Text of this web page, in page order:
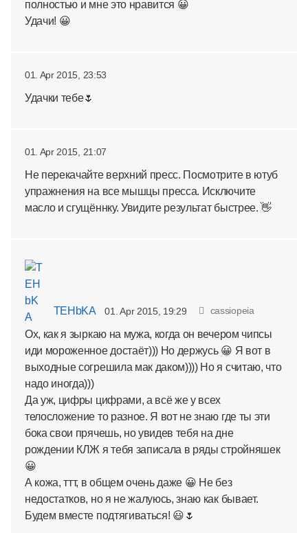
полностью и мне это нравится 😀
Удачи! 😀
01. Apr 2015, 23:53
Удачки тебе🌷
01. Apr 2015, 21:07
Не перекачайте верхний пресс. Посмотрите в ютуб
упражнения на все мышцы пресса. Исключите
масло и сгущённку. Увидите результат быстрее. 👋
TEHbKA 01. Apr 2015, 19:29 cassiopeia
Ох, как я зыркаю на мужа, когда он вечером чипсы
иди мороженное достаёт))) Но держусь 😀 Я вот в
выходные согрешила мак даком)))) Но я считаю, что
надо иногда)))
Да уж, цифры цифрами, а всё же у всех
телосложение то разное. Я вот не знаю где ты эти
бока свои прячешь, но увидев тебя на дне
рождении КЛЖ я тебя записала в ряды стройняшек
😀
А кожа, ттт, в общем очень даже 😀 Не без
недостатков, но я не жалуюсь, знаю как бывает.
Будем вместе подтягиваться! 😃🌷